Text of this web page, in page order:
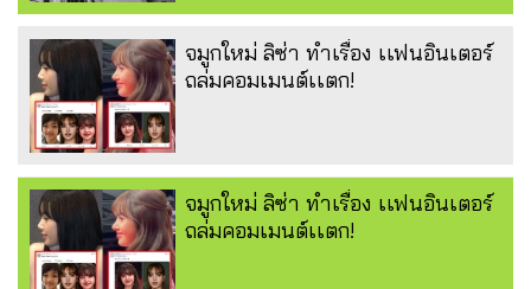
จมูกใหม่ ลิซ่า ทำเรื่อง เเฟนอินเตอร์
ถล่มคอมเมนต์เเตก!
จมูกใหม่ ลิซ่า ทำเรื่อง เเฟนอินเตอร์
ถล่มคอมเมนต์เเตก!